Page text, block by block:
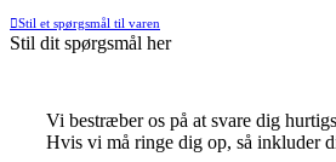
Stil et spørgsmål til varen
Stil dit spørgsmål her
Vi bestræber os på at svare dig
Hvis vi må ringe dig op, så inkluder